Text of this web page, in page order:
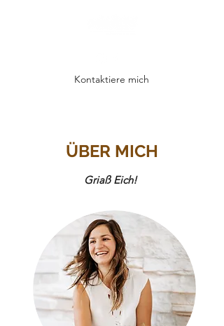
Kontaktiere mich
ÜBER MICH
Griaß Eich! ​